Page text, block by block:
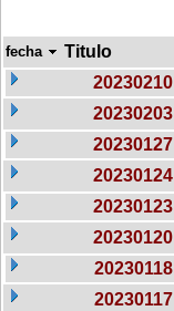
fecha Titulo
20230210
20230203
20230127
20230124
20230123
20230120
20230118
20230117